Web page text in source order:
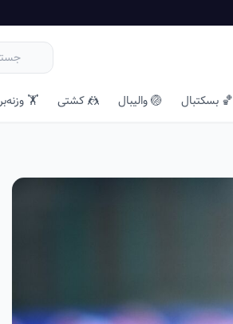
🏀 بسکتبال 🏐 والیبال 🤼 کشتی 🏋️